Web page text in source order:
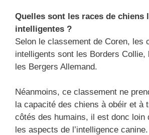
Quelles sont les races de chiens
intelligentes ?
Selon le classement de Coren, les
intelligents sont les Borders Collie,
les Bergers Allemand.
Néanmoins, ce classement ne
la capacité des chiens à obéir et à
côtés des humains, il est donc loin
les aspects de l’intelligence canine.